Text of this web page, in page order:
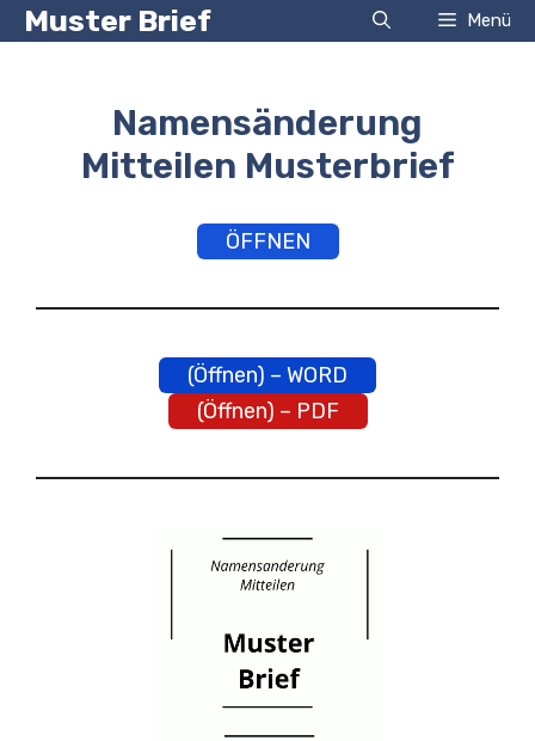
Zum
InhaltMuster Brief Menü
Namensänderung
Mitteilen Musterbrief
ÖFFNEN
(Öffnen) – WORD
(Öffnen) – PDF